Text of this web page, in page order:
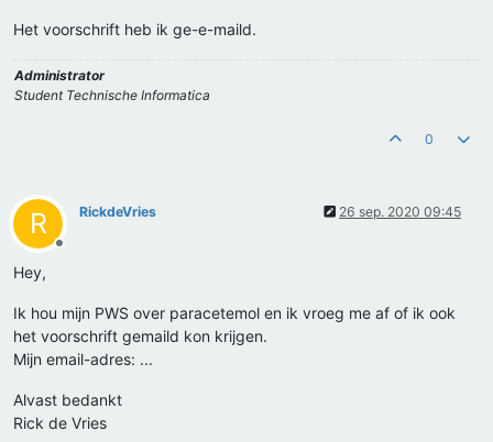
Het voorschrift heb ik ge-e-maild.
Administrator
Student Technische Informatica
0
R
Offline
RickdeVries 26 sep. 2020 09:45
Hey,
Ik hou mijn PWS over paracetemol en ik vroeg me af of ik ook
het voorschrift gemaild kon krijgen.
Mijn email-adres: ...
Alvast bedankt
Rick de Vries